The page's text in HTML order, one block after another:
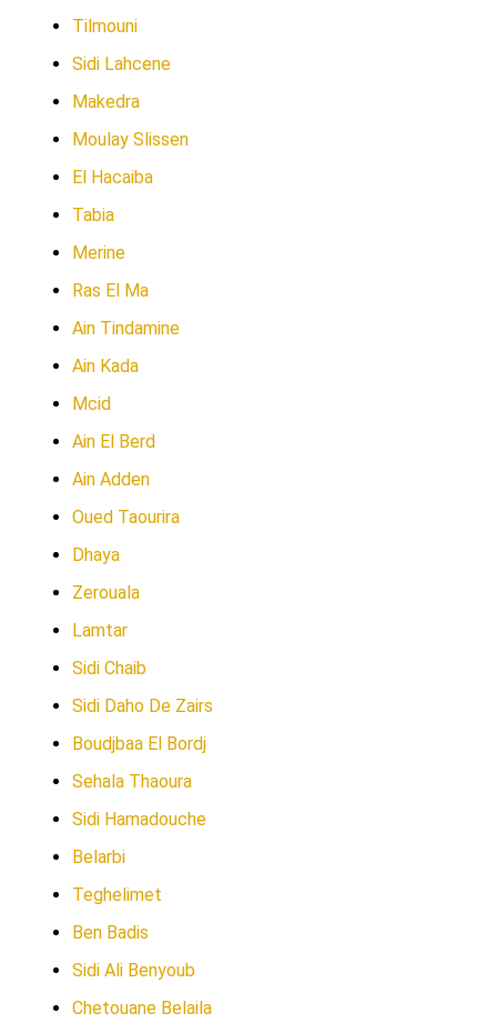
Tilmouni
Sidi Lahcene
Makedra
Moulay Slissen
El Hacaiba
Tabia
Merine
Ras El Ma
Ain Tindamine
Ain Kada
Mcid
Ain El Berd
Ain Adden
Oued Taourira
Dhaya
Zerouala
Lamtar
Sidi Chaib
Sidi Daho De Zairs
Boudjbaa El Bordj
Sehala Thaoura
Sidi Hamadouche
Belarbi
Teghelimet
Ben Badis
Sidi Ali Benyoub
Chetouane Belaila